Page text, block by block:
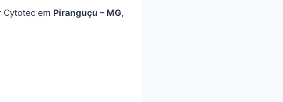
Cytotec em Piranguçu – MG,